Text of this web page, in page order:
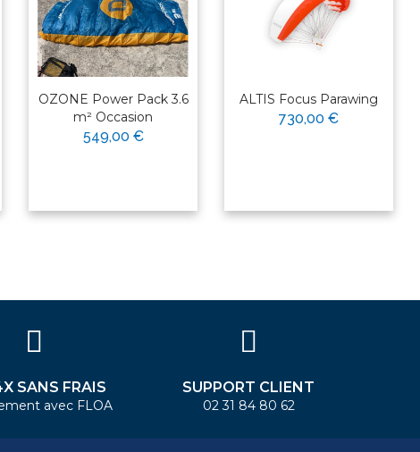
OZONE Power Pack 3.6
m² Occasion
549,00 €
ALTIS Focus Parawing
730,00 €
SANS FRAIS
avec FLOA
SUPPORT CLIENT
02 31 84 80 62